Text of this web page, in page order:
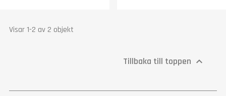
Visar 1-2 av 2 objekt
Tillbaka till toppen 